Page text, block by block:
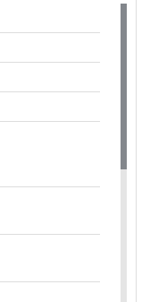
как купить
менеджера
магазина
магазинах-